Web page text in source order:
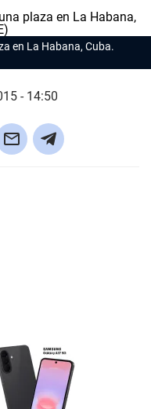
en La Habana, Cuba.
- 14:50